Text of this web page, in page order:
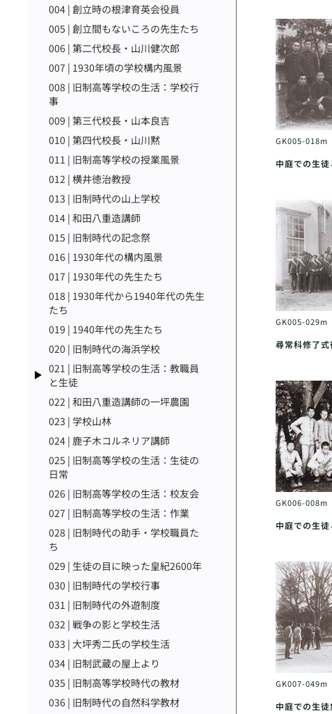
004 | 創立時の根津育英会役員
005 | 創立間もないころの先生たち
006 | 第二代校長・山川健次郎
007 | 1930年頃の学校構内風景
008 | 旧制高等学校の生活：学校行
事
009 | 第三代校長・山本良吉
010 | 第四代校長・山川黙
011 | 旧制高等学校の授業風景
012 | 横井徳治教授
013 | 旧制時代の山上学校
014 | 和田八重造講師
015 | 旧制時代の記念祭
016 | 1930年代の構内風景
017 | 1930年代の先生たち
018 | 1930年代から1940年代の先生
たち
019 | 1940年代の先生たち
020 | 旧制時代の海浜学校
021 | 旧制高等学校の生活：教職員
と生徒
022 | 和田八重造講師の一坪農園
023 | 学校山林
024 | 鹿子木コルネリア講師
025 | 旧制高等学校の生活：生徒の
日常
026 | 旧制高等学校の生活：校友会
027 | 旧制高等学校の生活：作業
028 | 旧制時代の助手・学校職員た
ち
029 | 生徒の目に映った皇紀2600年
030 | 旧制時代の学校行事
031 | 旧制時代の外遊制度
032 | 戦争の影と学校生活
033 | 大坪秀二氏の学校生活
034 | 旧制武蔵の屋上より
035 | 旧制高等学校時代の教材
036 | 旧制時代の自然科学教材
GK005-018m
中庭での生
GK005-029m
尋常科修了
GK006-008m
中庭での生
GK007-049m
中庭での生徒